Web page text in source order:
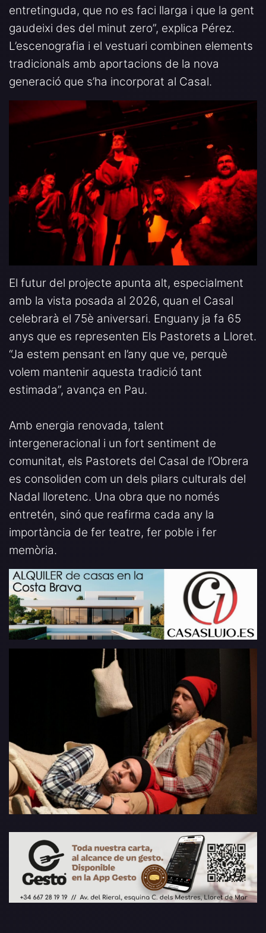
entretinguda, que no es faci llarga i que la gent
gaudeixi des del minut zero”, explica Pérez.
L’escenografia i el vestuari combinen elements
tradicionals amb aportacions de la nova
generació que s’ha incorporat al Casal.
El futur del projecte apunta alt, especialment
amb la vista posada al 2026, quan el Casal
celebrarà el 75è aniversari. Enguany ja fa 65
anys que es representen Els Pastorets a Lloret.
“Ja estem pensant en l’any que ve, perquè
volem mantenir aquesta tradició tant
estimada”, avança en Pau.
Amb energia renovada, talent
intergeneracional i un fort sentiment de
comunitat, els Pastorets del Casal de l’Obrera
es consoliden com un dels pilars culturals del
Nadal lloretenc. Una obra que no només
entretén, sinó que reafirma cada any la
importància de fer teatre, fer poble i fer
memòria.